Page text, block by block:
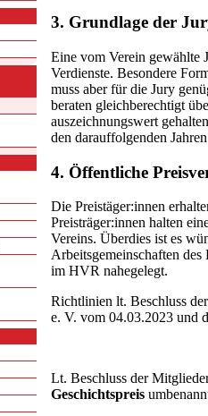
3. Grundlage der
Eine vom Verein gewählte
Verdienste. Besondere
muss aber für die Jury
beraten gleichberechtigt
auszeichnungswert
den darauffolgenden
4. Öffentliche
Die Preistäger:innen
Preisträger:innen halten
Vereins. Überdies ist es
Arbeitsgemeinschaften
im HVR nahegelegt.
Richtlinien lt. Beschluss
e. V. vom 04.03.2023 und
Lt. Beschluss der
Geschichtspreis